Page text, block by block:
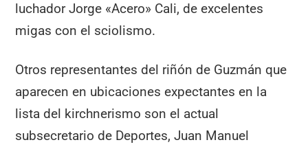
luchador Jorge «Acero» Cali, de excelentes
migas con el sciolismo.
Otros representantes del riñón de Guzmán que
aparecen en ubicaciones expectantes en la
lista del kirchnerismo son el actual
subsecretario de Deportes, Juan Manuel